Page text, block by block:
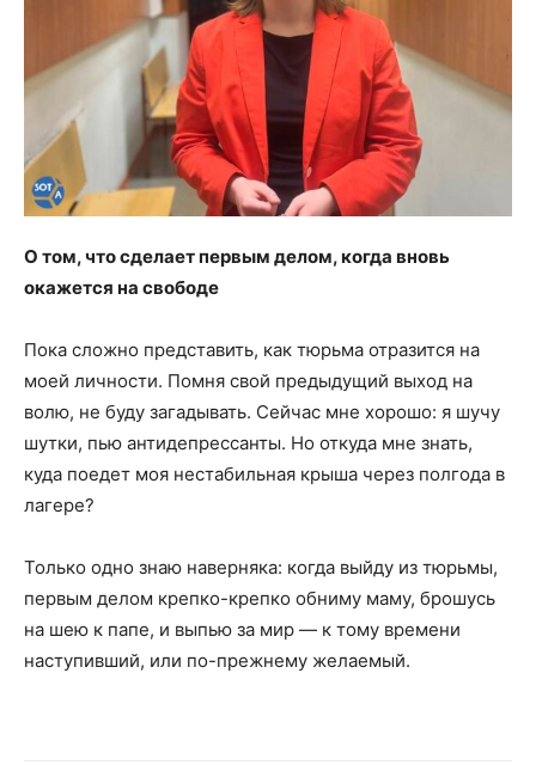
О том, что сделает первым делом, когда вновь
окажется на свободе
Пока сложно представить, как тюрьма отразится на
моей личности. Помня свой предыдущий выход на
волю, не буду загадывать. Сейчас мне хорошо: я шучу
шутки, пью антидепрессанты. Но откуда мне знать,
куда поедет моя нестабильная крыша через полгода в
лагере?
Только одно знаю наверняка: когда выйду из тюрьмы,
первым делом крепко-крепко обниму маму, брошусь
на шею к папе, и выпью за мир — к тому времени
наступивший, или по-прежнему желаемый.